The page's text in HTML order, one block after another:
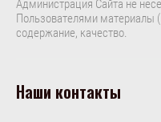
Администрация Сайта не
Пользователями материалы
содержание, качество.
Наши контакты